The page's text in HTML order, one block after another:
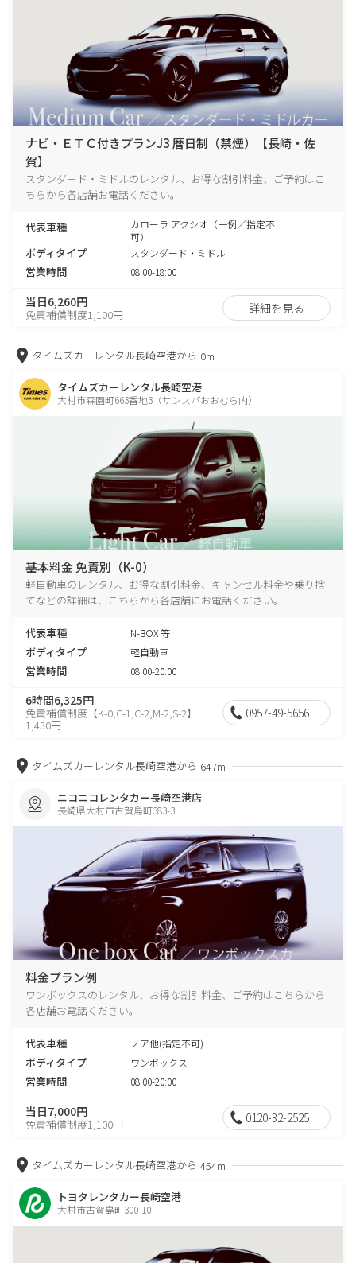
ナビ・ＥＴＣ付きプランJ3 暦日制（禁煙）【長崎・佐
賀】
スタンダード・ミドルのレンタル、お得な割引料金、ご予約はこ
ちらから各店舗お電話ください。
代表車種
カローラ アクシオ（一例／指定不
可）
ボディタイプ スタンダード・ミドル
営業時間 08:00-18:00
当日6,260円
免責補償制度1,100円 詳細を見る
タイムズカーレンタル長崎空港から 0m
タイムズカーレンタル長崎空港
大村市森園町663番地3（サンスパおおむら内）
基本料金 免責別（K-0）
軽自動車のレンタル、お得な割引料金、キャンセル料金や乗り捨
てなどの詳細は、こちらから各店舗にお電話ください。
代表車種 N-BOX 等
ボディタイプ 軽自動車
営業時間 08:00-20:00
6時間6,325円
免責補償制度【K-0,C-1,C-2,M-2,S-2】
1,430円
0957-49-5656
タイムズカーレンタル長崎空港から 647m
ニコニコレンタカー長崎空港店
長崎県大村市古賀島町383-3
料金プラン例
ワンボックスのレンタル、お得な割引料金、ご予約はこちらから
各店舗お電話ください。
代表車種 ノア他(指定不可)
ボディタイプ ワンボックス
営業時間 08:00-20:00
当日7,000円
免責補償制度1,100円 0120-32-2525
タイムズカーレンタル長崎空港から 454m
トヨタレンタカー長崎空港
大村市古賀島町300-10